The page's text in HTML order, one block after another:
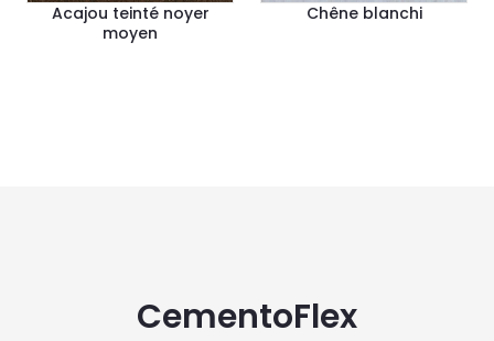
Acajou teinté noyer
moyen
Chêne blanchi
CementoFlex